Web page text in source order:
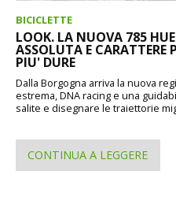
BICICLETTE
LOOK. LA NUOVA 785
ASSOLUTA E CARATTERE
PIU' DURE
Dalla Borgogna arriva la nuova
estrema, DNA racing e una
salite e disegnare le traiettorie
CONTINUA A LEGGERE